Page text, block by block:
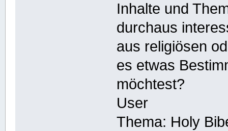
Inhalte und
durchaus
aus religiösen
es etwas
möchtest?
User
Thema: Holy